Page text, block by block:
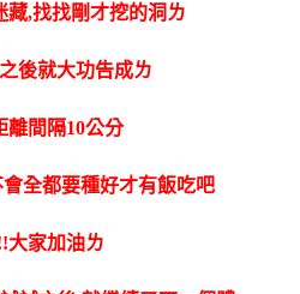
,找找剛才挖的洞ㄌ
後就大功告成ㄌ
離間隔10公分
全都要種好才有飯吃吧
大家加油ㄌ